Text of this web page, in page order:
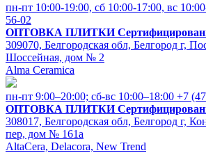
пн-пт 10:00-19:00, cб 10:00-17:00, вс
56-02
ОПТОВКА ПЛИТКИ
309070, Белгородская обл, Белгород г,
Шоссейная, дом № 2
Alma Ceramica
пн-пт 9:00–20:00; сб-вс 10:00–18:00 +7
ОПТОВКА ПЛИТКИ
308017, Белгородская обл, Белгород г,
пер, дом № 161а
AltaCera, Delacora, New Trend